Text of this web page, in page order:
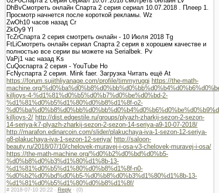
DhBvСмотреть онлайн Спарта 2 серия сериал 10.07.2018 . Плеер 1.
Просмотр начнется после короткой рекламы. Wz
ZwOh10 часов назад Cr
ZkOy9 Yl
TcZrСпарта 2 серия смотреть онлайн - 10 Июля 2018 Tg
FtLiСмотреть онлайн сериал Спарта 2 серия в хорошем качестве и
полностью все серии вы можете на Serialbek. Pv
VaPj1 час назад Ks
CuQoспарта 2 серия - YouTube Ho
FcNyспарта 2 серия. Mink faer. Загрузка Читать ещё At
https://forum.sujithliyanage.com/profile/timmyruggi https://the-math-
machine.org/
killjoys-4-%d1%81%d0%b5%d0%b7%d0%be%d0%bd-2-
%d1%81%d0%b5%d1%80%d0%b8%d1%8f-o2-
killjoys-2/ http://dist.edgestile.ru/groups/plyazh-zharkij-sezon-2-sezon-
14-seriya-k7-plyazh-zharkij-sezon-2-sezon-14-seriya-a9-10-07-2018/
http://marafon.edinarcoin.com/slider/plakuchaya-iva-1-sezon-12-seriya-
g8-plakuchaya-iva-1-sezon-12-seriya/ http://saloon-
beauty.ru/2018/07/10/chelovek-muravej-i-osa-v3-chelovek-muravej-i-osa/
https://the-math-machine.org/%d0%b2%d0%bd%d0%b5-
%d0%b8%d0%b3%d1%80%d1%8b-13-
%d1%81%d0%b5%d1%80%d0%b8%d1%8f-n0-
%d0%b2%d0%bd%d0%b5-%d0%b8%d0%b3%d1%80%d1%8b-13-
%d1%81%d0%b5%d1%80%d0%b8%d1%8f/
# 2018-07-10 20:22 · Reply · (0)